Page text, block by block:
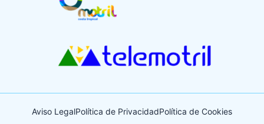
Aviso LegalPolítica de PrivacidadPolítica de Cookies